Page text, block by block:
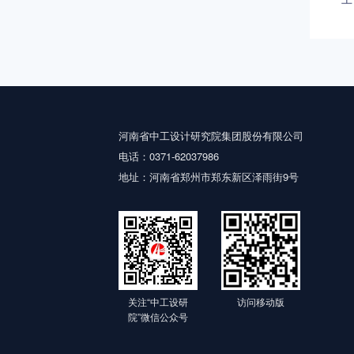
河南省中工设计研究院集团股份有限公司
电话：0371-62037986
地址：河南省郑州市郑东新区泽雨街9号
关注“中工设研
院”微信公众号
访问移动版